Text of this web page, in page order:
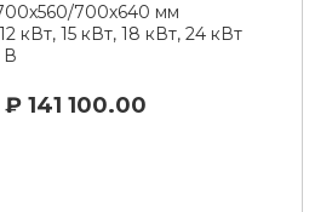
700х640 мм
кВт, 15 кВт, 18 кВт, 24 кВт
В
₽ 141 100.00